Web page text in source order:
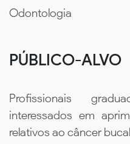
Odontologia
PÚBLICO-ALVO
Profissionais
interessados em
relativos ao câncer